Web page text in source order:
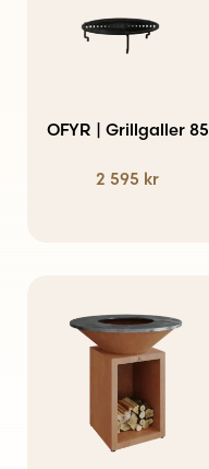
OFYR | Grillgaller 85
2 595 kr